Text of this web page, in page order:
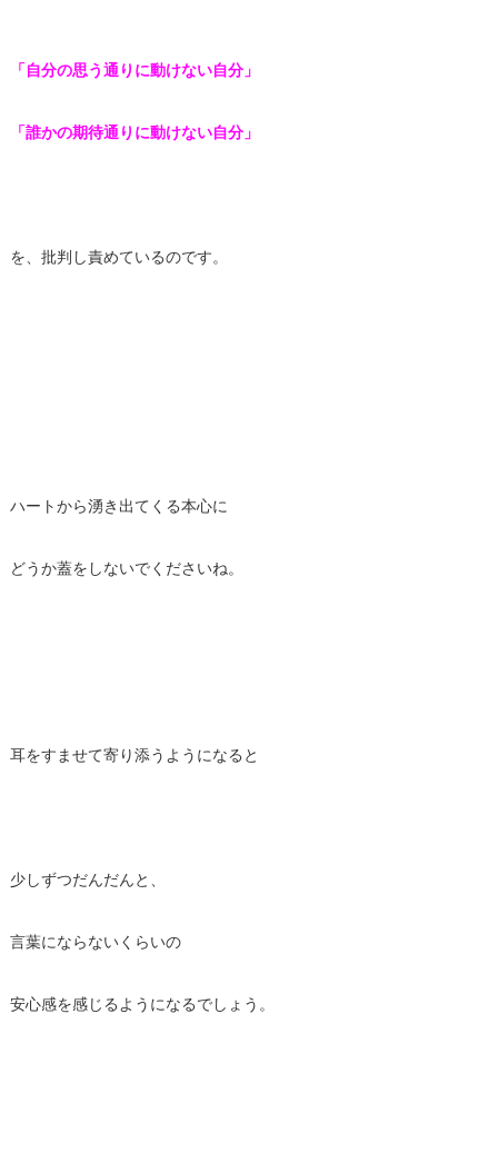
「自分の思う通りに動けない自分」
「誰かの期待通りに動けない自分」
を、批判し責めているのです。
ハートから湧き出てくる本心に
どうか蓋をしないでくださいね。
耳をすませて寄り添うようになると
少しずつだんだんと、
言葉にならないくらいの
安心感を感じるようになるでしょう。